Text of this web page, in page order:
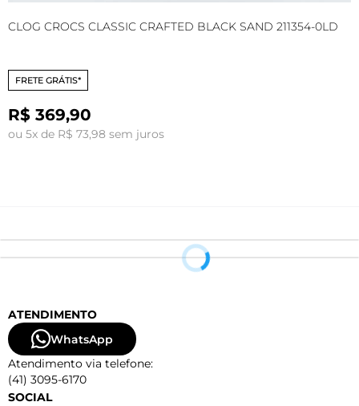
CLOG CROCS CLASSIC CRAFTED BLACK SAND 211354-0LD
FRETE GRÁTIS*
R$ 369,90
ou 5x de R$ 73,98 sem juros
ATENDIMENTO
WhatsApp
Atendimento via telefone:
(41) 3095-6170
SOCIAL